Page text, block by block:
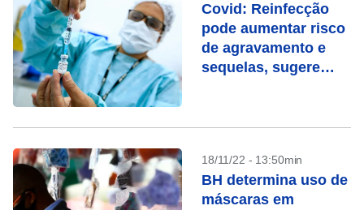
Covid: Reinfecção
pode aumentar risco
de agravamento e
sequelas, sugere
18/11/22 - 13:50min
BH determina uso de
máscaras em